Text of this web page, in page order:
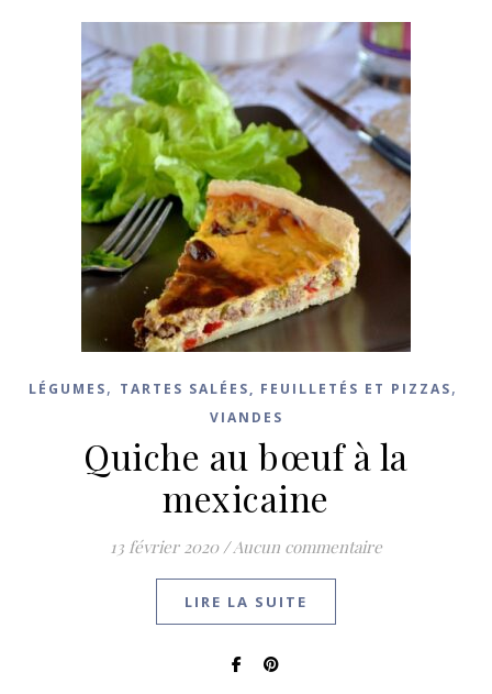
LÉGUMES, TARTES SALÉES, FEUILLETÉS ET PIZZAS,
VIANDES
Quiche au bœuf à la
mexicaine
13 février 2020 /Aucun commentaire
LIRE LA SUITE